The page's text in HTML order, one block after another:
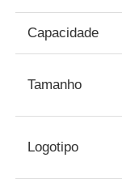
Vídeos
Capacidade
Tamanho
Logotipo